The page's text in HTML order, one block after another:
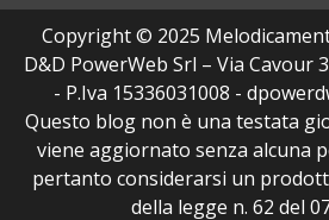
Copyright © 2025
D&D PowerWeb Srl – Via Cavour
- P.Iva 15336031008 -
Questo blog non è una testata
viene aggiornato senza alcuna
pertanto considerarsi un
della legge n. 62 del